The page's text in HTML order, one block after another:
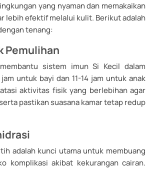
yang nyaman dan memakaikan
lebih efektif melalui kulit. Berikut adalah
tenang:
Pemulihan
sistem imun Si Kecil dalam
untuk bayi dan 11-14 jam untuk anak
aktivitas fisik yang berlebihan agar
pastikan suasana kamar tetap redup
adalah kunci utama untuk membuang
komplikasi akibat kekurangan cairan.